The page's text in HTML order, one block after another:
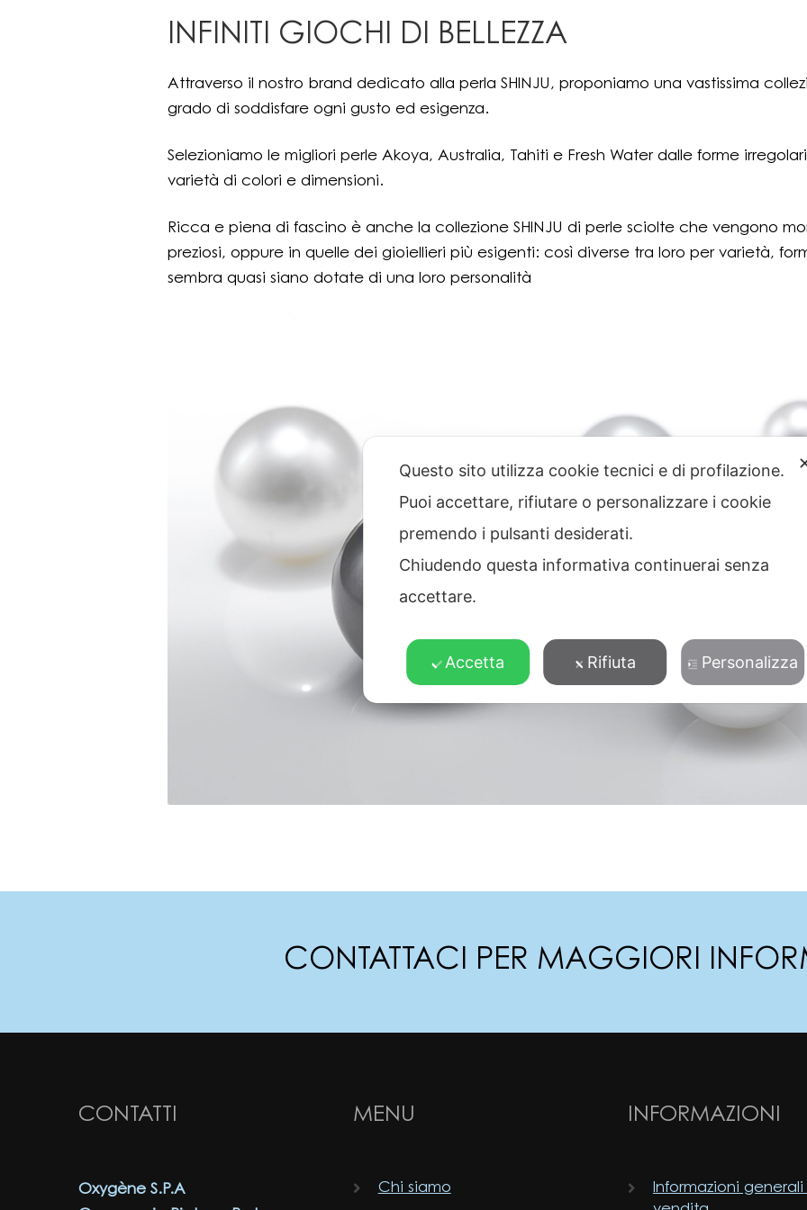
INFINITI GIOCHI DI BELLEZZA
Attraverso il nostro brand dedicato alla perla SHINJU, proponiamo una vastissima
grado di soddisfare ogni gusto ed esigenza.
Selezioniamo le migliori perle Akoya, Australia, Tahiti e Fresh Water dalle forme
varietà di colori e dimensioni.
Ricca e piena di fascino è anche la collezione SHINJU di perle sciolte che vengono
preziosi, oppure in quelle dei gioiellieri più esigenti: così diverse tra loro per varietà,
sembra quasi siano dotate di una loro personalità
CONTATTACI PER MAGGIORI
CONTATTI
Oxygène S.P.A
MENU
Chi siamo
INFORMAZIONI
Informazioni generali
Questo sito utilizza cookie tecnici e di profilazione.
Puoi accettare, rifiutare o personalizzare i cookie
premendo i pulsanti desiderati.
Chiudendo questa informativa continuerai senza
accettare.
Accetta Rifiuta Personalizza